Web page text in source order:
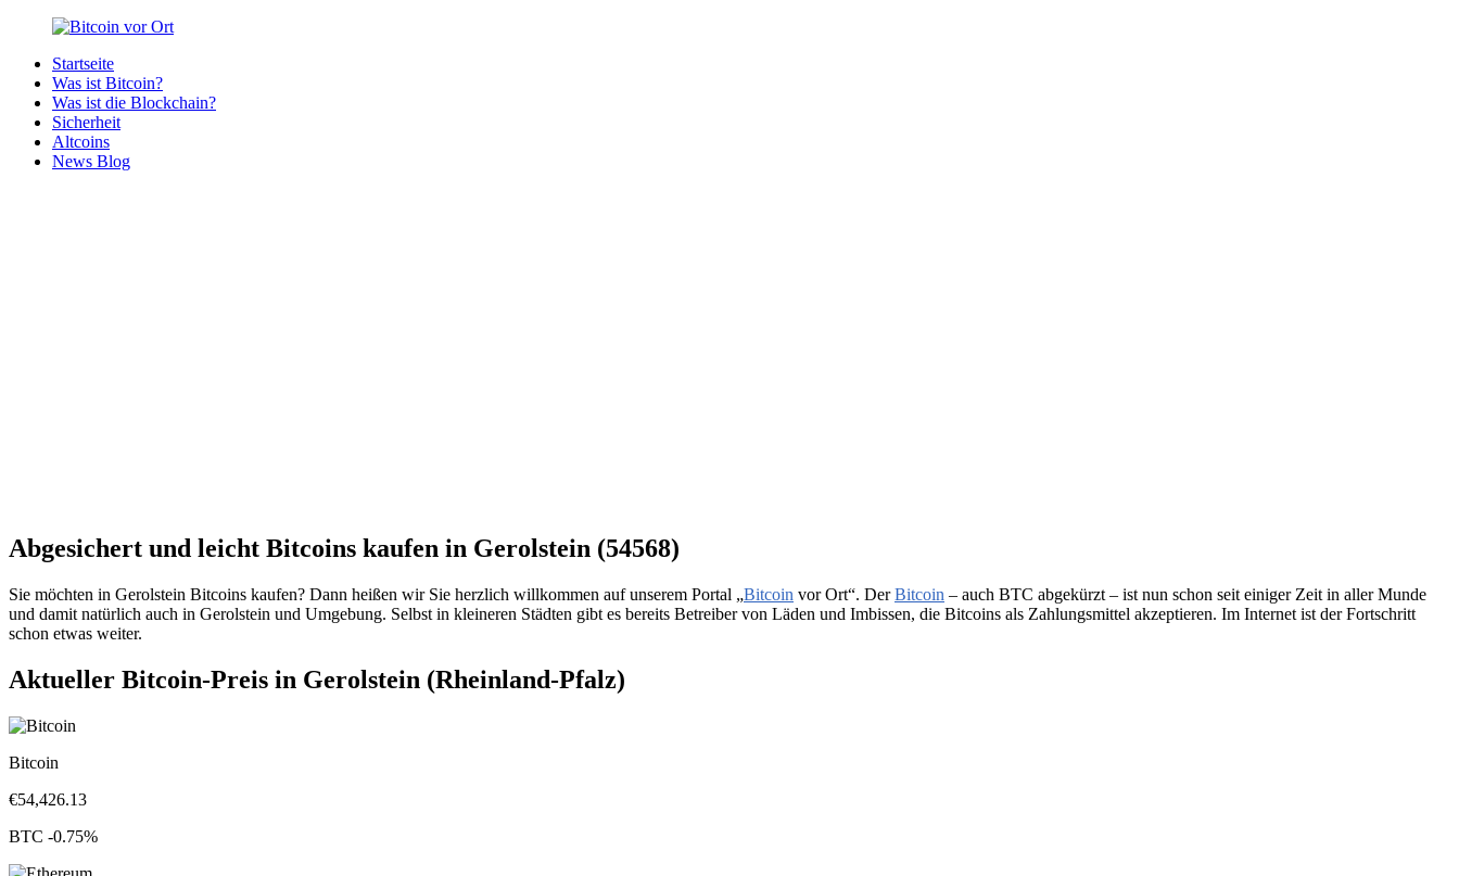
Zurück
Inhalt
Bitcoin
Bitcoins
deiner
Region
Startseite
Was ist Bitcoin?
Was ist die Blockchain?
Sicherheit
Altcoins
News Blog
Abgesichert und leicht Bitcoins kaufen in Gerolstein (54568)
Sie möchten in Gerolstein Bitcoins kaufen? Dann heißen wir Sie herzlich willkommen auf unserem Portal „Bitcoin vor Ort“. DerBitcoin – auch BTC abgekürzt – ist nun schon seit einiger Zeit in aller Munde
und damit natürlich auch in Gerolstein und Umgebung. Selbst in kleineren Städten gibt es bereits Betreiber von Läden und Imbissen, die Bitcoins als Zahlungsmittel akzeptieren. Im Internet ist der Fortschritt
schon etwas weiter.
Aktueller Bitcoin-Preis in Gerolstein (Rheinland-Pfalz)
Bitcoin
€54,426.13
BTC -0.75%